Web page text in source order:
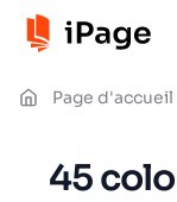
Page d'accueil
45